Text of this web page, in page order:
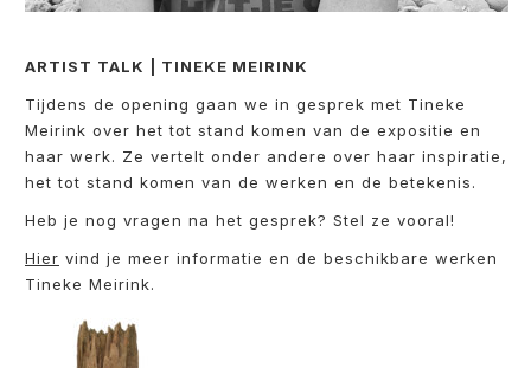
ARTIST TALK | TINEKE MEIRINK
Tijdens de opening gaan we in gesprek met Tineke
Meirink over het tot stand komen van de expositie en
haar werk. Ze vertelt onder andere over haar inspiratie,
het tot stand komen van de werken en de betekenis.
Heb je nog vragen na het gesprek? Stel ze vooral!
Hier vind je meer informatie en de beschikbare werken
Tineke Meirink.